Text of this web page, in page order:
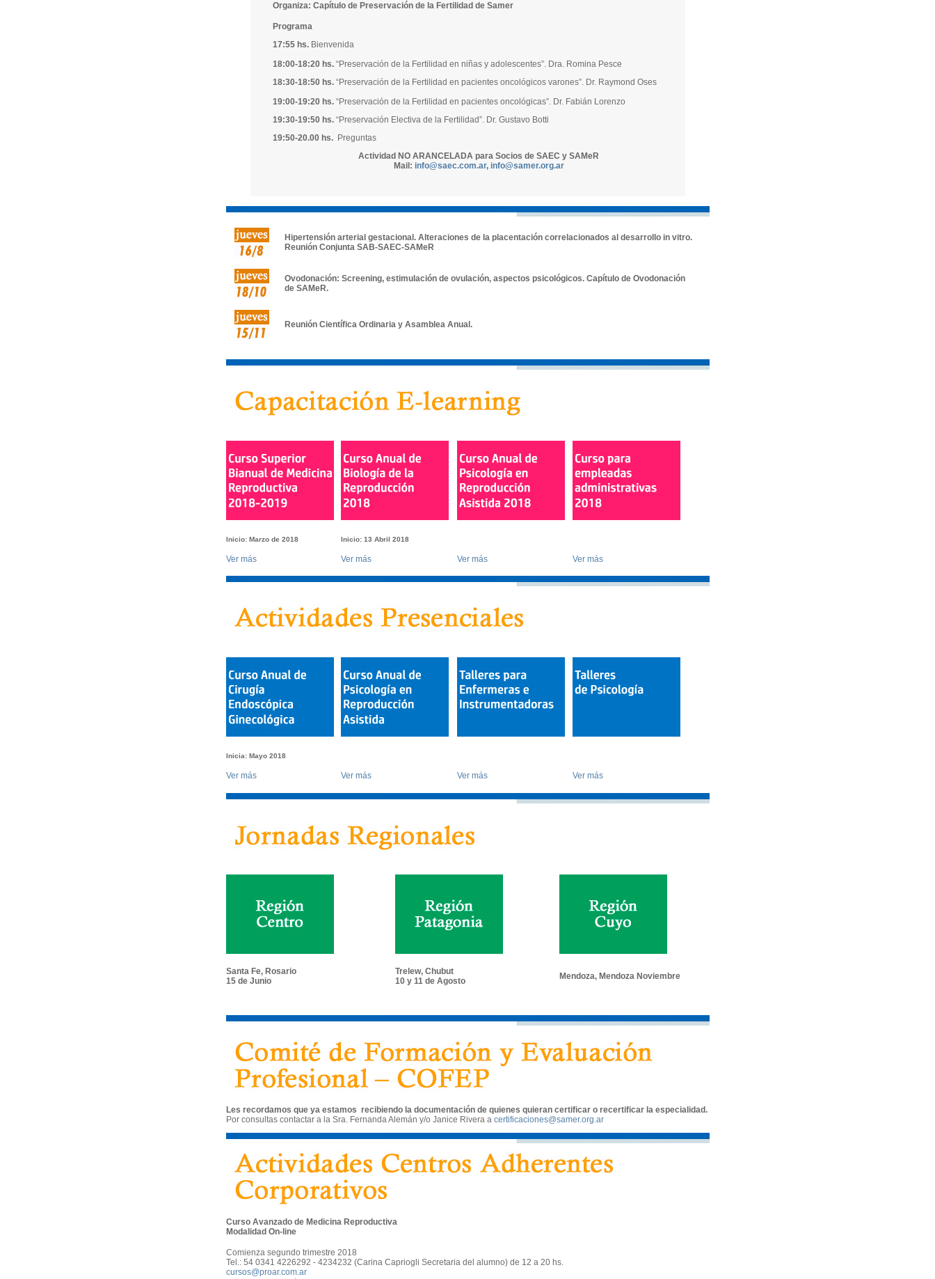
Organiza: Capítulo de Preservación de la Fertilidad de Samer
Programa
17:55 hs.Bienvenida
18:00-18:20 hs.“Preservación de la Fertilidad en niñas y adolescentes”. Dra. Romina Pesce
18:30-18:50 hs.“Preservación de la Fertilidad en pacientes oncológicos varones”. Dr. Raymond Oses
19:00-19:20 hs.“Preservación de la Fertilidad en pacientes oncológicas”. Dr. Fabián Lorenzo
19:30-19:50 hs.“Preservación Electiva de la Fertilidad”. Dr. Gustavo Botti
19:50-20.00 hs.Preguntas
Actividad NO ARANCELADA para Socios de SAEC y SAMeR
Mail: info@saec.com.ar, info@samer.org.ar
Hipertensión arterial gestacional. Alteraciones de la placentación correlacionados al desarrollo in vitro.
Reunión Conjunta SAB-SAEC-SAMeR
Ovodonación: Screening, estimulación de ovulación, aspectos psicológicos. Capítulo de Ovodonación
de SAMeR.
Reunión Científica Ordinaria y Asamblea Anual.
Inicio:Marzo de 2018
Ver más
Inicio:13 Abril 2018
Ver más Ver más Ver más
Inicia: Mayo 2018
Ver más Ver más Ver más Ver más
Santa Fe, Rosario
15 de Junio
Trelew, Chubut
10 y 11 de Agosto
Mendoza, Mendoza Noviembre
Les recordamos que ya estamos recibiendo la documentación de quienes quieran certificar o recertificar la especialidad.
Por consultas contactar a la Sra. Fernanda Alemán y/o Janice Rivera a certificaciones@samer.org.ar
Curso Avanzado de Medicina Reproductiva
Modalidad On-line
Comienza segundo trimestre 2018
Tel.: 54 0341 4226292 - 4234232 (Carina Capriogli Secretaria del alumno) de 12 a 20 hs.
cursos@proar.com.ar